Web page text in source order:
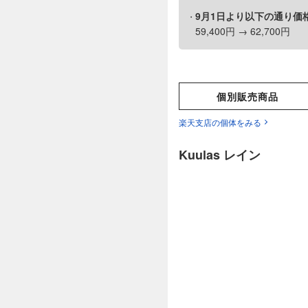
9月1日より以下の通り価
59,400円 → 62,700円
個別販売商品
楽天支店の個体をみる
Kuulas レイン